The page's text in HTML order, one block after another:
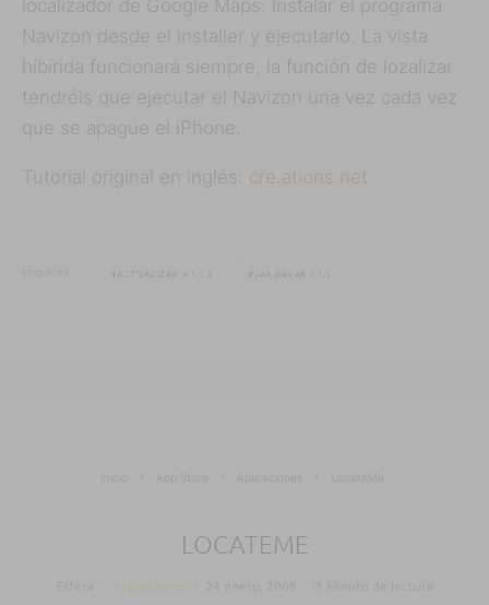
localizador de Google Maps: Instalar el programa
Navizon desde el installer y ejecutarlo. La vista
híbirida funcionará siempre, la función de lozalizar
tendréis que ejecutar el Navizon una vez cada vez
que se apague el iPhone.
Tutorial original en inglés: cre.ations.net
ETIQUETAS ACTUALIZAR A 1.1.3 JAILBREAK 1.1.3
App Store Aplicaciones LocateMe
LOCATEME
Aplicaciones